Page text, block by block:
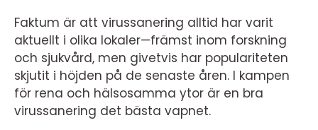
Faktum är att virussanering alltid har varit
aktuellt i olika lokaler—främst inom forskning
och sjukvård, men givetvis har populariteten
skjutit i höjden på de senaste åren. I kampen
för rena och hälsosamma ytor är en bra
virussanering det bästa vapnet.